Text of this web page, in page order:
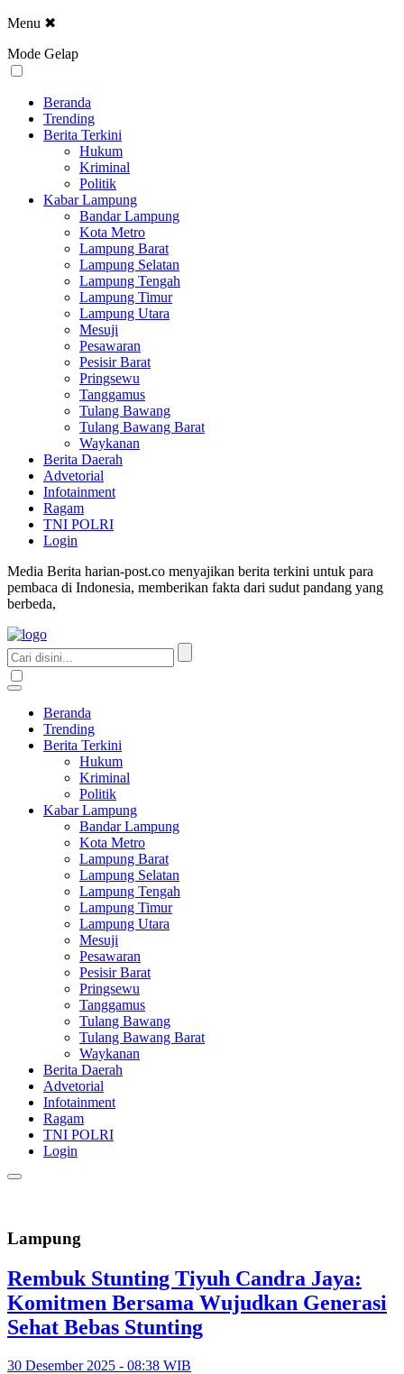
Menu ✖
Mode Gelap
Beranda
Trending
Berita Terkini
Hukum
Kriminal
Politik
Kabar Lampung
Bandar Lampung
Kota Metro
Lampung Barat
Lampung Selatan
Lampung Tengah
Lampung Timur
Lampung Utara
Mesuji
Pesawaran
Pesisir Barat
Pringsewu
Tanggamus
Tulang Bawang
Tulang Bawang Barat
Waykanan
Berita Daerah
Advetorial
Infotainment
Ragam
TNI POLRI
Login
Media Berita harian-post.co menyajikan berita terkini untuk para
pembaca di Indonesia, memberikan fakta dari sudut pandang yang
berbeda,
Beranda
Trending
Berita Terkini
Hukum
Kriminal
Politik
Kabar Lampung
Bandar Lampung
Kota Metro
Lampung Barat
Lampung Selatan
Lampung Tengah
Lampung Timur
Lampung Utara
Mesuji
Pesawaran
Pesisir Barat
Pringsewu
Tanggamus
Tulang Bawang
Tulang Bawang Barat
Waykanan
Berita Daerah
Advetorial
Infotainment
Ragam
TNI POLRI
Login
Lampung
Rembuk Stunting Tiyuh Candra Jaya:
Komitmen Bersama Wujudkan Generasi
Sehat Bebas Stunting
30 Desember 2025 - 08:38 WIB